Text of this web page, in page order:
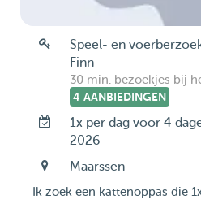
Speel- en
Finn
30 min. bezoekjes bij
4 AANBIEDINGEN
1x per dag voor 4
2026
Maarssen
Ik zoek een kattenoppas die